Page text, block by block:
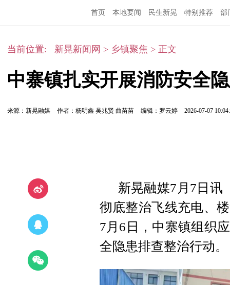
首页 本地要闻 民生新晃 特别推荐 部
当前位置: 新晃新闻网 > 乡镇聚焦 > 正文
中寨镇扎实开展消防安全
来源：新晃融媒 作者：杨明鑫 吴兆贤 曲苗苗 编辑：罗云婷 2026-07-07
新晃融媒7月7日讯
彻底整治飞线充电、
7月6日，中寨镇组织
全隐患排查整治行动。